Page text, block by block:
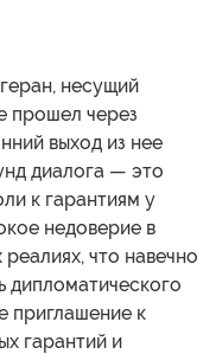
несущий
прошел через
выход из нее
диалога — это
к гарантиям у
недоверие в
что навечно
дипломатического
приглашение к
гарантий и